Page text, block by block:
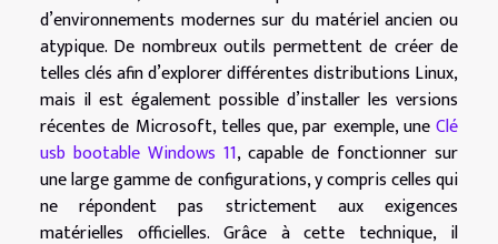
d’environnements modernes sur du matériel ancien ou
atypique. De nombreux outils permettent de créer de
telles clés afin d’explorer différentes distributions Linux,
mais il est également possible d’installer les versions
récentes de Microsoft, telles que, par exemple, uneClé
usb bootable Windows 11, capable de fonctionner sur
une large gamme de configurations, y compris celles qui
ne répondent pas strictement aux exigences
matérielles officielles. Grâce à cette technique, il